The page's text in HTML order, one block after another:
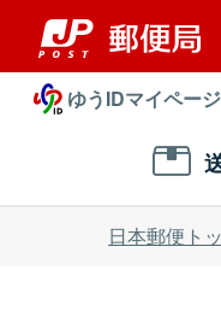
ゆうIDマイペー
日本郵便ト